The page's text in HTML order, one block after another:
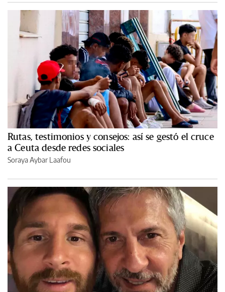
Rutas, testimonios y consejos: así se gestó el cruce
a Ceuta desde redes sociales
Soraya Aybar Laafou